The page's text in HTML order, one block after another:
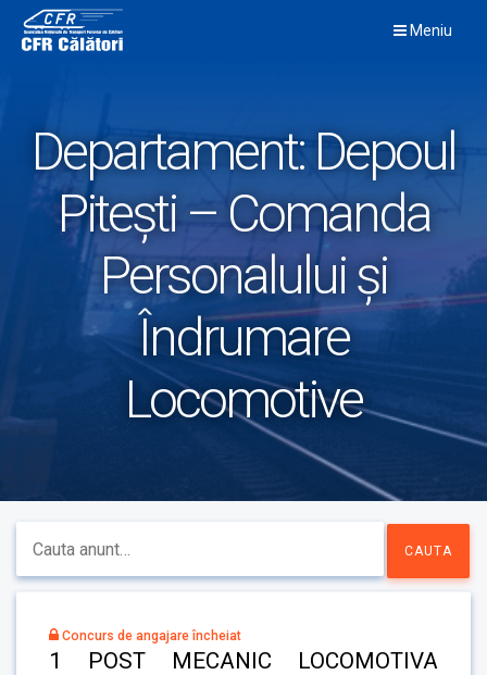
content
Meniu
Departament: Depoul
Pitești – Comanda
Personalului și
Îndrumare
Locomotive
Concurs de angajare încheiat
1 POST MECANIC LOCOMOTIVA